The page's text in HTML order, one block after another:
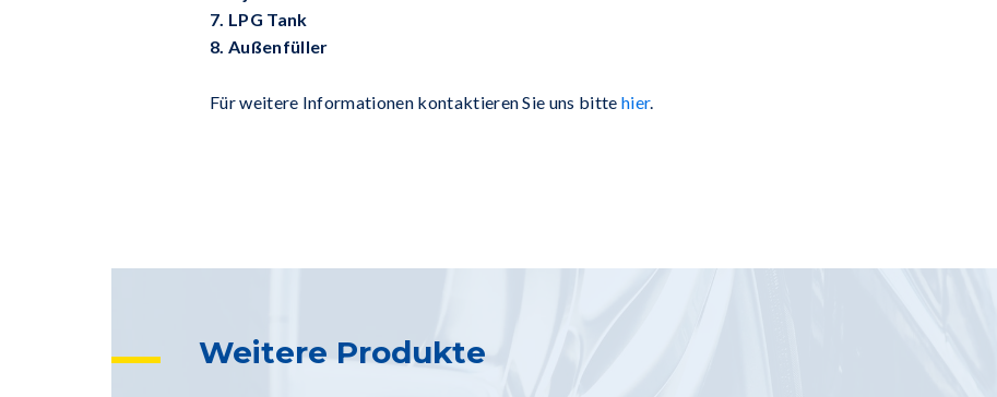
7. LPG Tank
8. Außenfüller
Für weitere Informationen kontaktieren Sie uns bitte hier.
Weitere Produkte